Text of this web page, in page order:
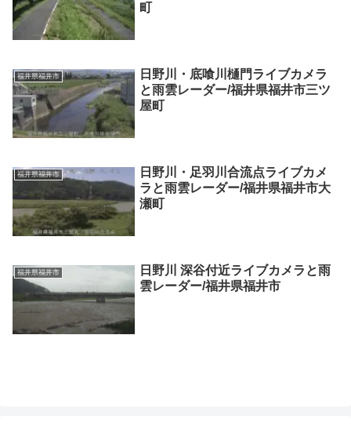
町
福井県福井市
日野川・底喰川樋門ライブカメラ
と雨雲レーダー/福井県福井市三ツ
屋町
福井県福井市
日野川・足羽川合流点ライブカメ
ラと雨雲レーダー/福井県福井市大
瀬町
福井県福井市
日野川 深谷付近ライブカメラと雨
雲レーダー/福井県福井市